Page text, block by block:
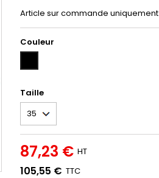
Article sur commande uniquement
Couleur
(NOIR)
Taille
87,23 € HT
105,55 € TTC